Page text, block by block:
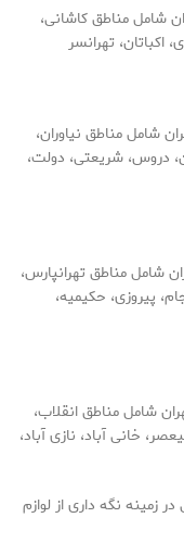
شامل مناطق کاشانی،
اکباتان، تهرانسر
شامل مناطق نیاوران،
دروس، شریعتی، دولت،
شامل مناطق تهرانپارس،
پیروزی، حکیمیه،
شامل مناطق انقلاب،
خانی آباد، نازی آباد،
زمینه نگه داری از لوازم